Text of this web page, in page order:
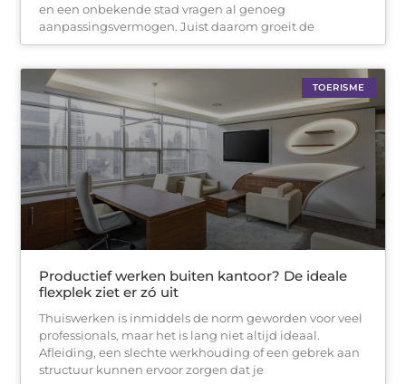
en een onbekende stad vragen al genoeg
aanpassingsvermogen. Juist daarom groeit de
TOERISME
Productief werken buiten kantoor? De ideale
flexplek ziet er zó uit
Thuiswerken is inmiddels de norm geworden voor veel
professionals, maar het is lang niet altijd ideaal.
Afleiding, een slechte werkhouding of een gebrek aan
structuur kunnen ervoor zorgen dat je